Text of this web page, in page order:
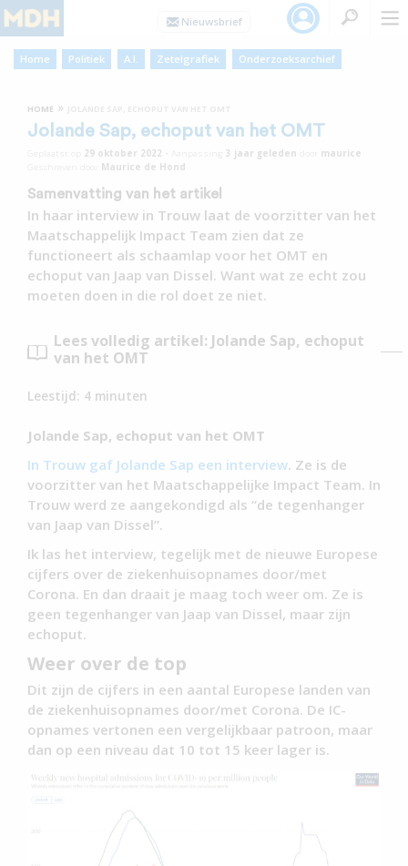
Home Politiek A.I. Zetelgrafiek Onderzoeksarchief
HOME »
Jolande Sap, echoput van het OMT
29 oktober 2022 3 jaar geleden
maurice
Maurice de Hond
Samenvatting van het artikel
In haar interview in Trouw laat de voorzitter van het
Maatschappelijk Impact Team zien dat ze
functioneert als schaamlap voor het OMT en
echoput van Jaap van Dissel. Want wat ze echt zou
moeten doen in die rol doet ze niet.
Lees volledig artikel: Jolande Sap, echoput
van het OMT
Leestijd: 4 minuten
Jolande Sap, echoput van het OMT
In Trouw gaf Jolande Sap een interview. Ze is de
voorzitter van het Maatschappelijke Impact Team. In
Trouw werd ze aangekondigd als “de tegenhanger
van Jaap van Dissel”.
Ik las het interview, tegelijk met de nieuwe Europese
cijfers over de ziekenhuisopnames door/met
Corona. En dan draait je maag toch weer om. Ze is
geen tegenhanger van Jaap van Dissel, maar zijn
echoput.
Weer over de top
Dit zijn de cijfers in een aantal Europese landen van
de ziekenhuisopnames door/met Corona. De IC-
opnames vertonen een vergelijkbaar patroon, maar
dan op een niveau dat 10 tot 15 keer lager is.